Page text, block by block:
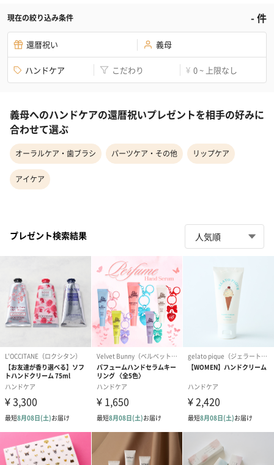
現在の絞り込み条件 -件
還暦祝い 義母
ハンドケア こだわり ¥ 0 ~ 上限なし
義母へのハンドケアの還暦祝いプレゼントを相手の好みに
合わせて選ぶ
オーラルケア・歯ブラシ パーツケア・その他 リップケア
アイケア
プレゼント検索結果